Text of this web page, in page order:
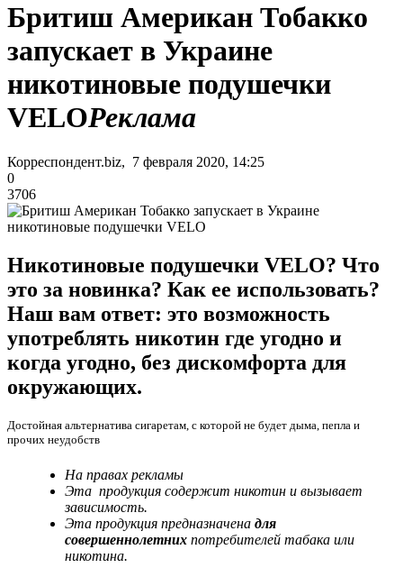
Бритиш Американ Тобакко
запускает в Украине
никотиновые подушечки
VELOРеклама
Корреспондент.biz, 7 февраля 2020, 14:25
0
3706
Никотиновые подушечки VELO? Что
это за новинка? Как ее использовать?
Наш вам ответ: это возможность
употреблять никотин где угодно и
когда угодно, без дискомфорта для
окружающих.
Достойная альтернатива сигаретам, с которой не будет дыма, пепла и
прочих неудобств
На правах рекламы
Эта продукция содержит никотин и вызывает
зависимость.
Эта продукция предназначена для
совершеннолетних потребителей табака или
никотина.